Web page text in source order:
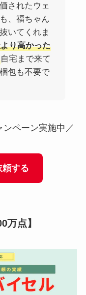
されたウェ
、福ちゃん
いてくれま
り高かった
自宅まで来て
包も不要で
ンペーン実施中／
する
万点】